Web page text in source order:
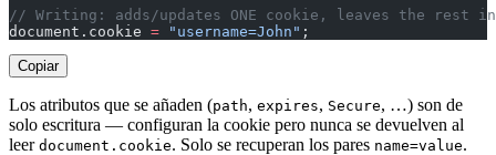
// Writing: adds/updates ONE cookie, leaves the rest
document.cookie = "username=John" ;
Copiar
Los atributos que se añaden (path, expires, Secure, …) son de
solo escritura — configuran la cookie pero nunca se devuelven al
leer document.cookie. Solo se recuperan los pares name=value.